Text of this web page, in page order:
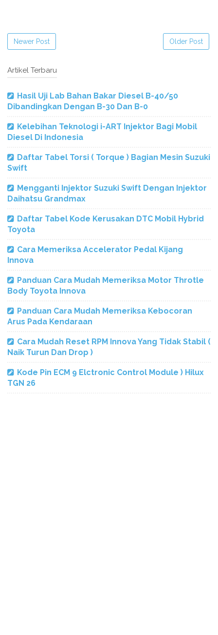
Newer Post Older Post
Artikel Terbaru
Hasil Uji Lab Bahan Bakar Diesel B-40/50
Dibandingkan Dengan B-30 Dan B-0
Kelebihan Teknologi i-ART Injektor Bagi Mobil
Diesel Di Indonesia
Daftar Tabel Torsi ( Torque ) Bagian Mesin Suzuki
Swift
Mengganti Injektor Suzuki Swift Dengan Injektor
Daihatsu Grandmax
Daftar Tabel Kode Kerusakan DTC Mobil Hybrid
Toyota
Cara Memeriksa Accelerator Pedal Kijang
Innova
Panduan Cara Mudah Memeriksa Motor Throtle
Body Toyota Innova
Panduan Cara Mudah Memeriksa Kebocoran
Arus Pada Kendaraan
Cara Mudah Reset RPM Innova Yang Tidak Stabil (
Naik Turun Dan Drop )
Kode Pin ECM 9 Elctronic Control Module ) Hilux
TGN 26